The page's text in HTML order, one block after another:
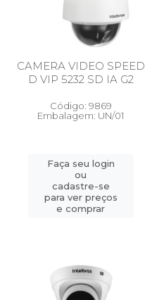
CAMERA VIDEO SPEED
D VIP 5232 SD IA G2
Código: 9869
Embalagem: UN/01
Faça seu login
ou
cadastre-se
para ver preços
e comprar